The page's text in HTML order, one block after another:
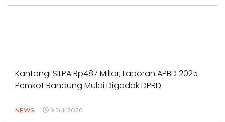
Kantongi SiLPA Rp487 Miliar, Laporan APBD 2025
Pemkot Bandung Mulai Digodok DPRD
NEWS 9 Juli 2026